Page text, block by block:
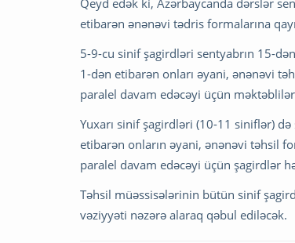
Qeyd edək ki, Azərbaycanda dərslər
etibarən ənənəvi tədris formalarına
5-9-cu sinif şagirdləri sentyabrın 15-
1-dən etibarən onları əyani, ənənəvi
paralel davam edəcəyi üçün
Yuxarı sinif şagirdləri (10-11 siniflər)
etibarən onların əyani, ənənəvi təhsil
paralel davam edəcəyi üçün şagirdlər
Təhsil müəssisələrinin bütün sinif
vəziyyəti nəzərə alaraq qəbul ediləcək.